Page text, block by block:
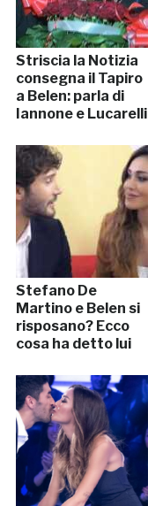
Striscia la Notizia
consegna il Tapiro
a Belen: parla di
Iannone e Lucarelli
Stefano De
Martino e Belen si
risposano? Ecco
cosa ha detto lui